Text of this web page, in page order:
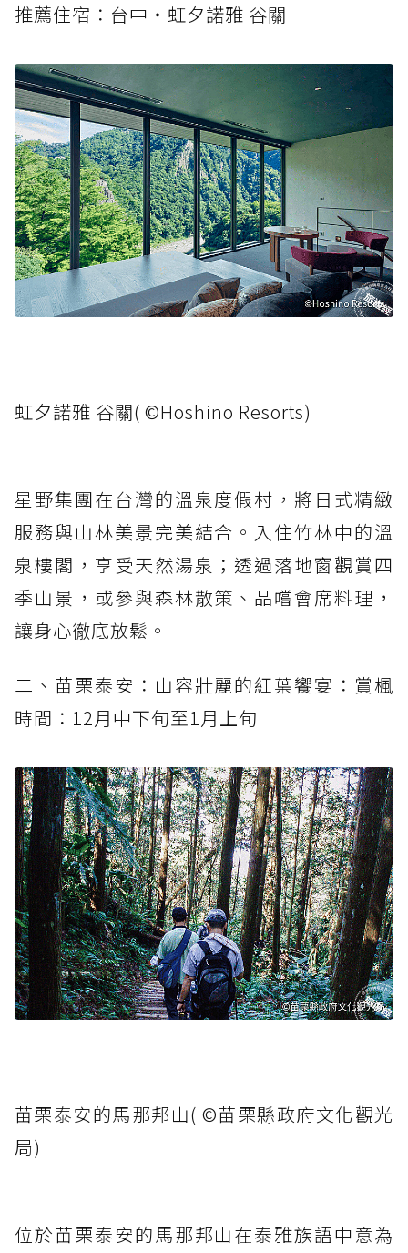
推薦住宿：台中‧虹夕諾雅 谷關
虹夕諾雅 谷關( ©Hoshino Resorts)
星野集團在台灣的溫泉度假村，將日式精緻
服務與山林美景完美結合。入住竹林中的溫
泉樓閣，享受天然湯泉；透過落地窗觀賞四
季山景，或參與森林散策、品嚐會席料理，
讓身心徹底放鬆。
二、苗栗泰安：山容壯麗的紅葉饗宴：賞楓
時間：12月中下旬至1月上旬
苗栗泰安的馬那邦山( ©苗栗縣政府文化觀光
局)
位於苗栗泰安的馬那邦山在泰雅族語中意為